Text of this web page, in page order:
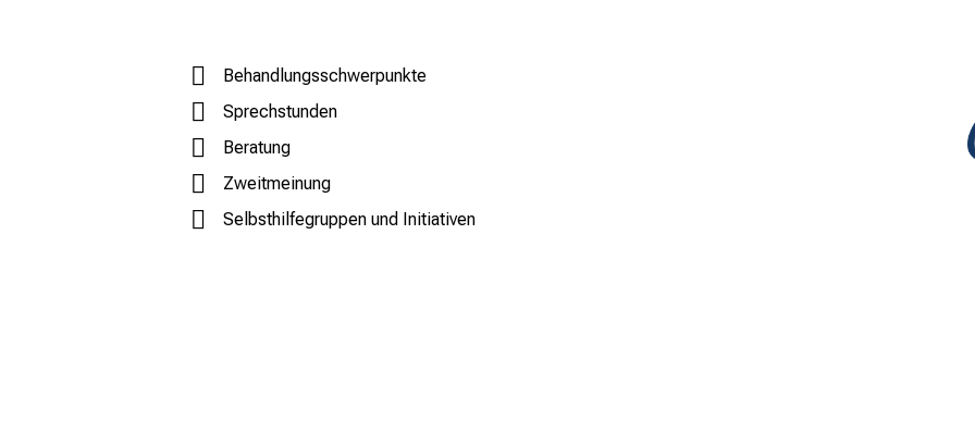
Behandlungsschwerpunkte
Sprechstunden
Beratung
Zweitmeinung
Selbsthilfegruppen und Initiativen